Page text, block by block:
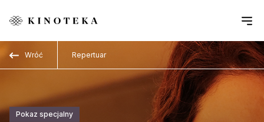
Wróć Repertuar
Pokaz specjalny